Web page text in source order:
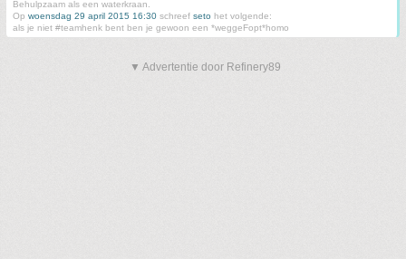
Behulpzaam als een waterkraan.
Op woensdag 29 april 2015 16:30 schreef seto het volgende:
als je niet #teamhenk bent ben je gewoon een *weggeFopt*homo
▼ Advertentie door Refinery89